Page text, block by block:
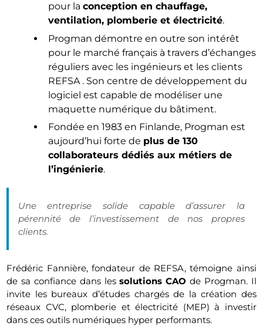
pour la conception en chauffage,
ventilation, plomberie et électricité.
Progman démontre en outre son intérêt
pour le marché français à travers d’échanges
réguliers avec les ingénieurs et les clients
REFSA . Son centre de développement du
logiciel est capable de modéliser une
maquette numérique du bâtiment.
Fondée en 1983 en Finlande, Progman est
aujourd’hui forte de plus de 130
collaborateurs dédiés aux métiers de
l’ingénierie.
Une entreprise solide capable d’assurer la
pérennité de l’investissement de nos propres
clients.
Frédéric Fannière, fondateur de REFSA, témoigne ainsi
de sa confiance dans lessolutions CAO de Progman. Il
invite les bureaux d’études chargés de la création des
réseaux CVC, plomberie et électricité (MEP) à investir
dans ces outils numériques hyper performants.